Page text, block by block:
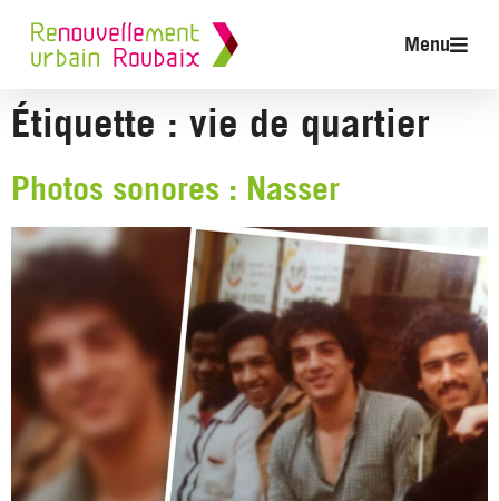
Menu
Étiquette : vie de quartier
Photos sonores : Nasser